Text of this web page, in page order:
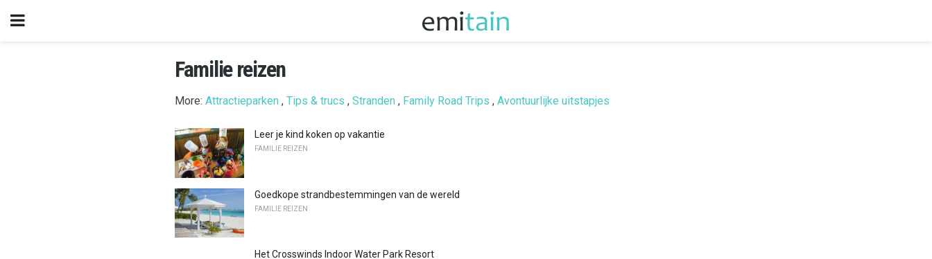
Familie reizen
More: Attractieparken , Tips & trucs , Stranden , Family Road Trips , Avontuurlijke uitstapjes
Leer je kind koken op vakantie
FAMILIE REIZEN
Goedkope strandbestemmingen van de wereld
FAMILIE REIZEN
Het Crosswinds Indoor Water Park Resort